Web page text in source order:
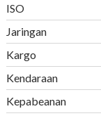
ISO
Jaringan
Kargo
Kendaraan
Kepabeanan